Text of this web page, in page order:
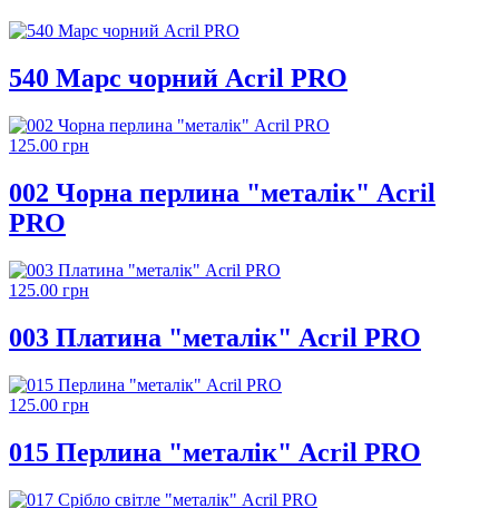
540 Марс чорний Acril PRO
125.00 грн
002 Чорна перлина "металік" Acril
PRO
125.00 грн
003 Платина "металік" Acril PRO
125.00 грн
015 Перлина "металік" Acril PRO